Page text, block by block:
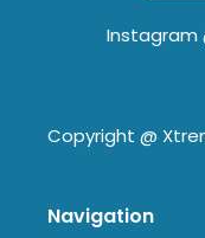
Instagram
Copyright @
Navigation